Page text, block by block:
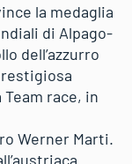
la medaglia
di Alpago-
dell’azzurro
race, in
Werner Marti.